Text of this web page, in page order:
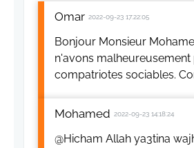
Omar 2022-09-23 17:22:05
Bonjour Monsieur
n'avons malheureusement
compatriotes sociables.
Mohamed 2022-09-23 14:18:24
@Hicham Allah ya3tina